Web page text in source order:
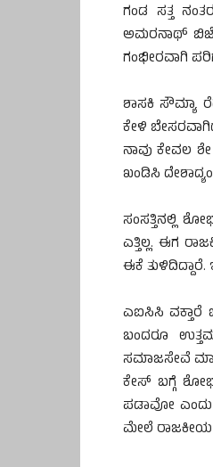
ಗಂಡ ಸತ್ತ
ಅಮರನಾಥ್
ಗಂಭೀರವಾಗಿ
ಶಾಸಕಿ ಸೌಮ್ಯಾ
ಕೇಳಿ
ನಾವು ಕೇವಲ
ಖಂಡಿಸಿ
ಸಂಸತ್ತಿನಲ್ಲಿ
ಎತ್ತಿಲ್ಲ. ಈಗ
ಈಕೆ
ಎಐಸಿಸಿ ವಕ್ತಾರೆ
ಬಂದರೂ
ಸಮಾಜಸೇವೆ
ಕೇಸ್ ಬಗ್ಗೆ
ಪಡಾವೋ ಎಂದು
ಮೇಲೆ ರಾಜಕೀಯ